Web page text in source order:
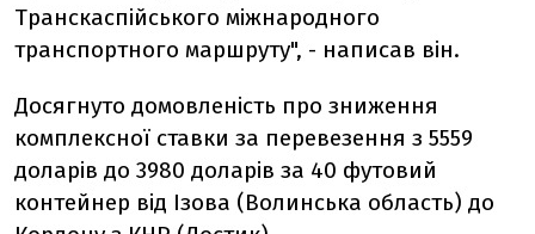
Транскаспійського міжнародного
транспортного маршруту", - написав він.
Досягнуто домовленість про зниження
комплексної ставки за перевезення з 5559
доларів до 3980 доларів за 40 футовий
контейнер від Ізова (Волинська область) до